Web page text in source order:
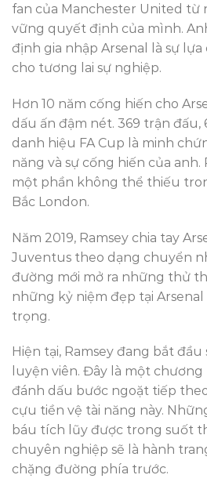
fan của Manchester United từ
vững quyết định của mình.
định gia nhập Arsenal là sự
cho tương lai sự nghiệp.
Hơn 10 năm cống hiến cho
dấu ấn đậm nét. 369 trận đấu,
danh hiệu FA Cup là minh
năng và sự cống hiến của
một phần không thể thiếu
Bắc London.
Năm 2019, Ramsey chia tay
Juventus theo dạng chuyển
đường mới mở ra những thử
những kỷ niệm đẹp tại Arsenal
trọng.
Hiện tại, Ramsey đang bắt
luyện viên. Đây là một chương
đánh dấu bước ngoặt tiếp
cựu tiền vệ tài năng này.
báu tích lũy được trong suốt
chuyên nghiệp sẽ là hành
chặng đường phía trước.